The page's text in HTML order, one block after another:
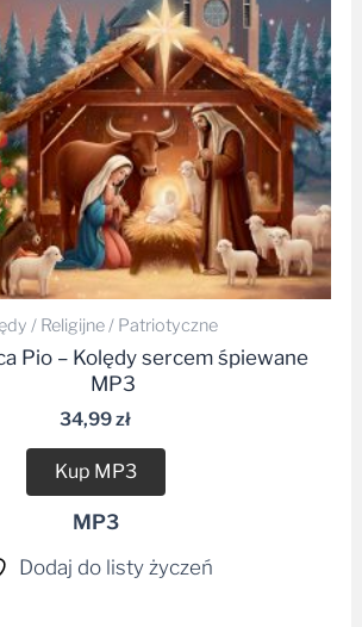
/ Religijne / Patriotyczne
Odtwarzacz
plików
dźwiękowych
Pio – Kolędy sercem śpiewane
MP3
34,99zł
Kup MP3
MP3
Dodaj do listy życzeń